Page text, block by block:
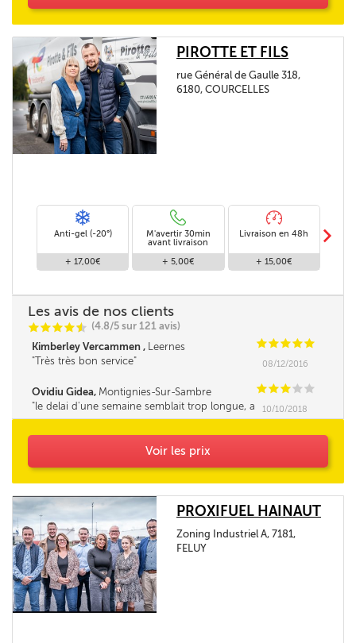
PIROTTE ET FILS
rue Général de Gaulle 318,
6180, COURCELLES
Anti-gel (-20°)
+ 17,00€
M'avertir 30min
avant livraison
+ 5,00€
Livraison en 48h
+ 15,00€
m
Les avis de nos clients
CCCCi
@ (4.8/5 sur 121 avis)
Kimberley Vercammen , Leernes CCCCC
Très très bon service
08/12/2016
Ovidiu Gidea, Montignies-Sur-Sambre CCC C C
le delai d'une semaine semblait trop longue, a
cause de ça on a payé quelques euros en plus,
10/10/2018
Voir les prix
PROXIFUEL HAINAUT
Zoning Industriel A, 7181,
FELUY